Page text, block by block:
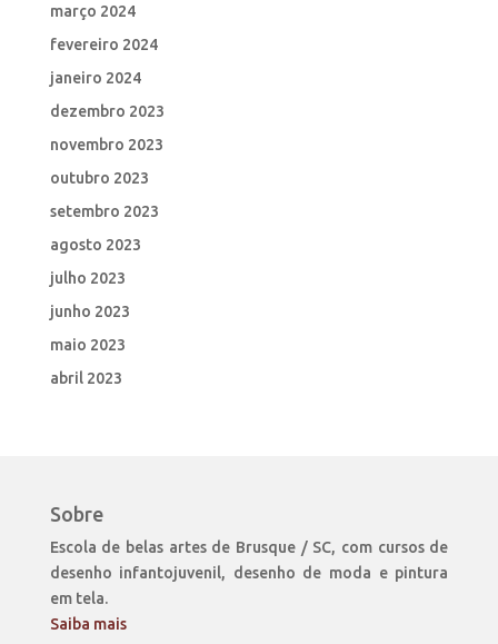
março 2024
fevereiro 2024
janeiro 2024
dezembro 2023
novembro 2023
outubro 2023
setembro 2023
agosto 2023
julho 2023
junho 2023
maio 2023
abril 2023
Sobre
Escola de belas artes de Brusque / SC, com cursos de
desenho infantojuvenil, desenho de moda e pintura
em tela.
Saiba mais